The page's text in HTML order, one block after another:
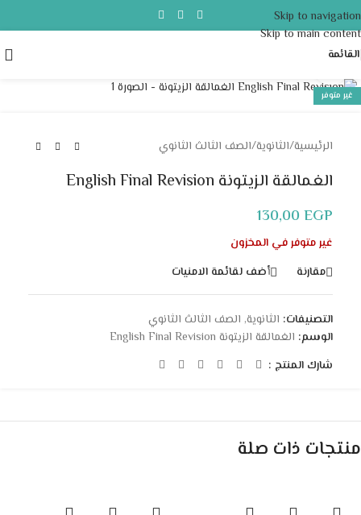
Skip to navigation
Skip to main content
القائمة
غير متوفر
الرئيسية/الثانوية/الصف الثالث الثانوي
الغمالقة الزيتونة English Final Revision
130,00 EGP
غير متوفر في المخزون
مقارنة
أضف لقائمة الامنيات
التصنيفات: الثانوية, الصف الثالث الثانوي
الوسم: الغمالقة الزيتونة English Final Revision
شارك المنتج :
منتجات ذات صلة